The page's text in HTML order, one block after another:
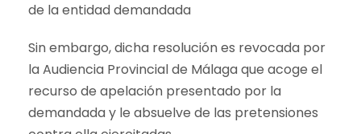
de la entidad demandada
Sin embargo, dicha resolución es revocada por
la Audiencia Provincial de Málaga que acoge el
recurso de apelación presentado por la
demandada y le absuelve de las pretensiones